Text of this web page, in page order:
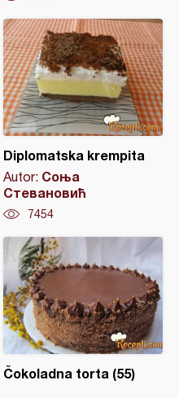
Diplomatska krempita
Autor: Соња
Стевановић
7454
Čokoladna torta (55)